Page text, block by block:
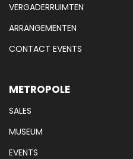
VERGADERRUIMTEN
ARRANGEMENTEN
CONTACT EVENTS
METROPOLE
SALES
MUSEUM
EVENTS